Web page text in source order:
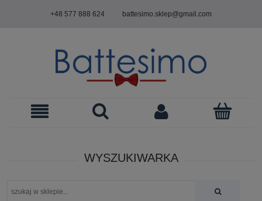
+48 577 888 624 battesimo.sklep@gmail.com
WYSZUKIWARKA